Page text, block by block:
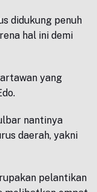
didukung penuh
hal ini demi
yang
nantinya
daerah, yakni
pelantikan